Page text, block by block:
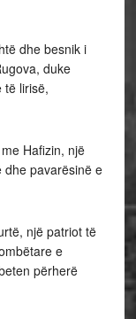
dhe besnik i
duke
të lirisë,
Hafizin, një
dhe pavarësinë e
një patriot të
e
përherë